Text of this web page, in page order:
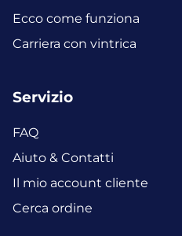
Ecco come funziona
Carriera con vintrica
Servizio
FAQ
Aiuto & Contatti
Il mio account cliente
Cerca ordine